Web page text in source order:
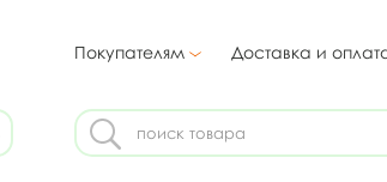
Покупателям Доставка и